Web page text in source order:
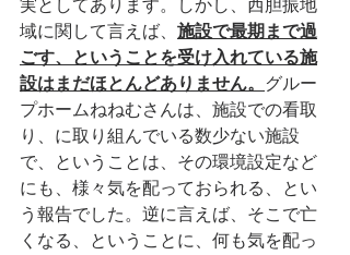
実としてあります。しかし、西胆振地
域に関して言えば、 施設で最期まで過
ごす、ということを受け入れている施
設はまだほとんどありません。 グルー
プホームねねむさんは、施設での看取
り、に取り組んでいる数少ない施設
で、ということは、その環境設定など
にも、様々気を配っておられる、とい
う報告でした。逆に言えば、そこで亡
くなる、ということに、何も気を配っ